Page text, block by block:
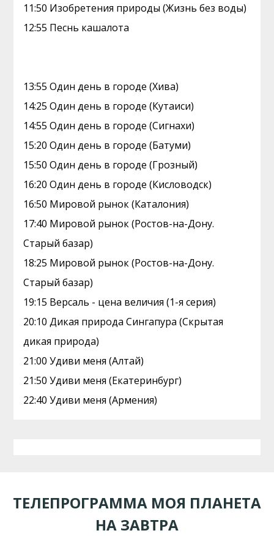
11:50 Изобретения природы (Жизнь без воды)
12:55 Песнь кашалота
13:55 Один день в городе (Хива)
14:25 Один день в городе (Кутаиси)
14:55 Один день в городе (Сигнахи)
15:20 Один день в городе (Батуми)
15:50 Один день в городе (Грозный)
16:20 Один день в городе (Кисловодск)
16:50 Мировой рынок (Каталония)
17:40 Мировой рынок (Ростов-на-Дону.
Старый базар)
18:25 Мировой рынок (Ростов-на-Дону.
Старый базар)
19:15 Версаль - цена величия (1-я серия)
20:10 Дикая природа Сингапура (Скрытая
дикая природа)
21:00 Удиви меня (Алтай)
21:50 Удиви меня (Екатеринбург)
22:40 Удиви меня (Армения)
ТЕЛЕПРОГРАММА МОЯ ПЛАНЕТА
НА ЗАВТРА